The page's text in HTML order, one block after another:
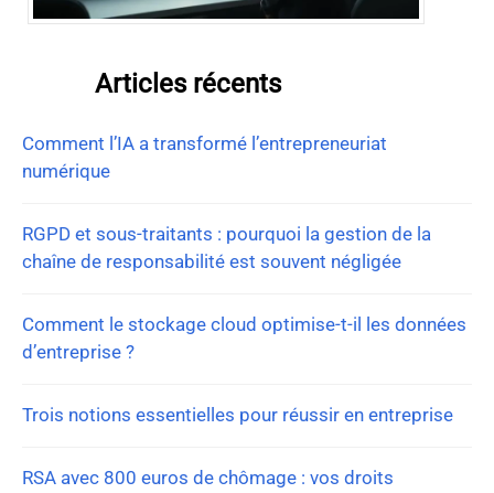
Articles récents
Comment l’IA a transformé l’entrepreneuriat
numérique
RGPD et sous-traitants : pourquoi la gestion de la
chaîne de responsabilité est souvent négligée
Comment le stockage cloud optimise-t-il les données
d’entreprise ?
Trois notions essentielles pour réussir en entreprise
RSA avec 800 euros de chômage : vos droits